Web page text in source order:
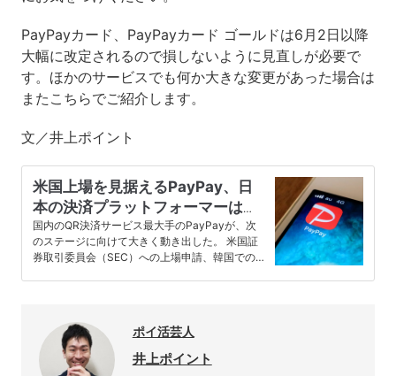
PayPayカード、PayPayカード ゴールドは6月2日以降
大幅に改定されるので損しないように見直しが必要で
す。ほかのサービスでも何か大きな変更があった場合は
またこちらでご紹介します。
文／井上ポイント
米国上場を見据えるPayPay、日
本の決済プラットフォーマーは世
界で戦えるのか？
国内のQR決済サービス最大手のPayPayが、次
のステージに向けて大きく動き出した。 米国証
券取引委員会（SEC）への上場申請、韓国でのサ
ポイ活芸人
井上ポイント